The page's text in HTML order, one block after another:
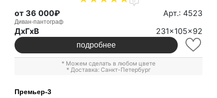
от 36 000₽ Арт.: 4523
Диван-пантограф
ДxГxВ 231x105x92
подробнее
* Можем сделать в любом цвете
* Доставка: Санкт-Петербург
Премьер-3